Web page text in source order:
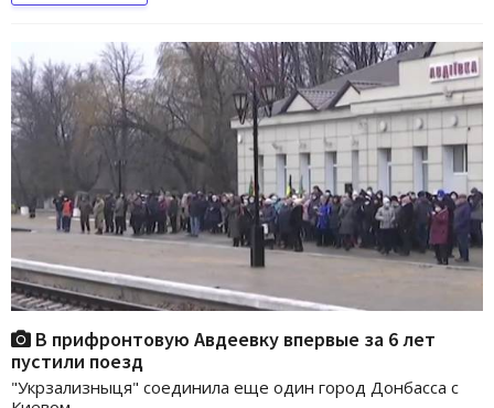
В прифронтовую Авдеевку впервые за 6 лет
пустили поезд
"Укрзализныця" соединила еще один город Донбасса с